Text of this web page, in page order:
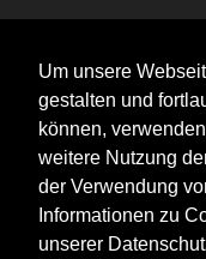
Um unsere
gestalten und
können,
weitere Nutzung
der Verwendung
Informationen zu
unserer
Karnevalspiel
<< zurück